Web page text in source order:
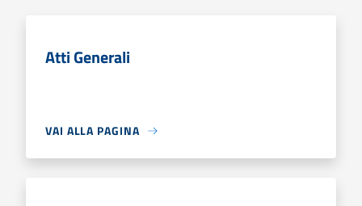
Atti Generali
VAI ALLA PAGINA